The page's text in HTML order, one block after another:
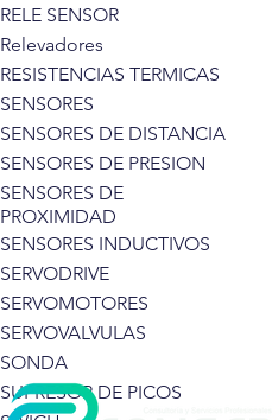
RELE SENSOR
Relevadores
RESISTENCIAS TERMICAS
SENSORES
SENSORES DE DISTANCIA
SENSORES DE PRESION
SENSORES DE
PROXIMIDAD
SENSORES INDUCTIVOS
SERVODRIVE
SERVOMOTORES
SERVOVALVULAS
SONDA
SUPRESOR DE PICOS